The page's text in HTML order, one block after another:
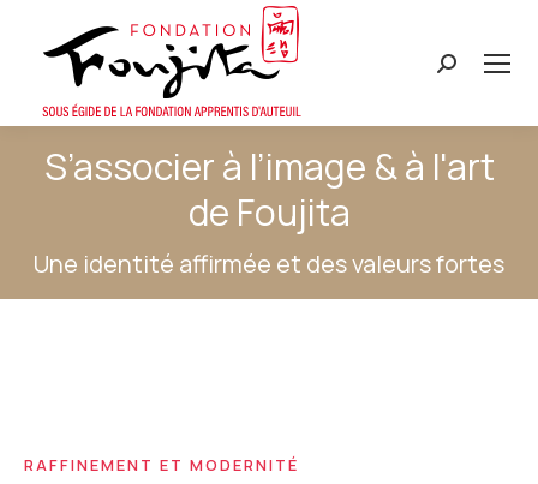
Recherche
S’associer à l’image & à l'art
de Foujita
Une identité affirmée et des valeurs fortes
RAFFINEMENT ET MODERNITÉ